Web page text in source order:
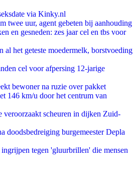
via Kinky.nl
twee uur, agent gebeten bij aanhouding
en gesneden: zes jaar cel en tbs voor
het geteste moedermelk, borstvoeding
cel voor afpersing 12-jarige
bewoner na ruzie over pakket
146 km/u door het centrum van
veroorzaakt scheuren in dijken Zuid-
doodsbedreiging burgemeester Depla
tegen 'gluurbrillen' die mensen